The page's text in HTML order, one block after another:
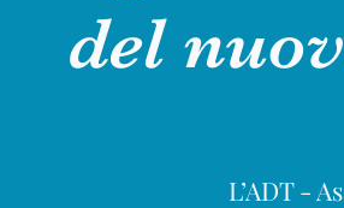
del
L’ADT -